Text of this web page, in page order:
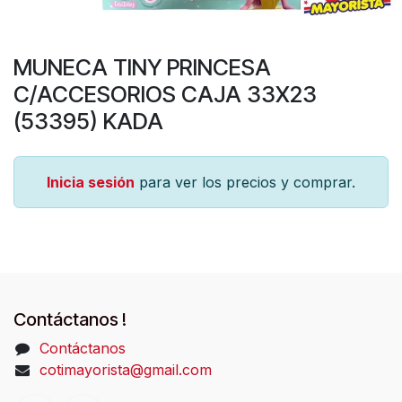
MUNECA TINY PRINCESA
C/ACCESORIOS CAJA 33X23
(53395) KADA
Inicia sesión para ver los precios y comprar.
Contáctanos !
Contáctanos
cotimayorista@gmail.com